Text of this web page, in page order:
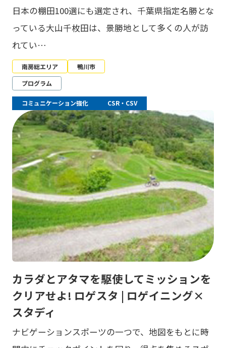
日本の棚田100選にも選定され、千葉県指定名勝とな
っている大山千枚田は、景勝地として多くの人が訪
れてい…
南房総エリア
鴨川市
プログラム
コミュニケーション強化 CSR・CSV
カラダとアタマを駆使してミッションを
クリアせよ! ロゲスタ | ロゲイニング×
スタディ
ナビゲーションスポーツの一つで、地図をもとに時